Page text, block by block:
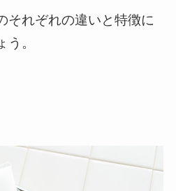
それぞれの違いと特徴に
。